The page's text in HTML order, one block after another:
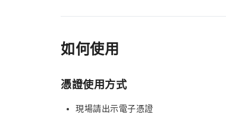
如何使用
憑證使用方式
現場請出示電子憑證